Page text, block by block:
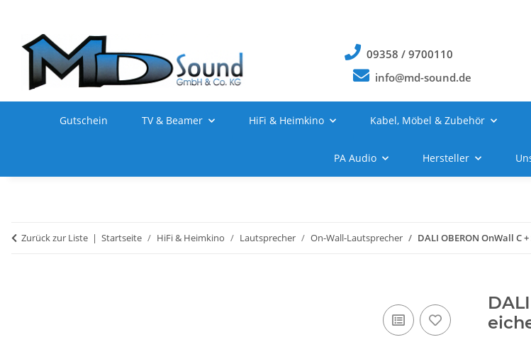
09358 / 9700110
info@md-sound.de
Gutschein TV & Beamer HiFi & Heimkino Kabel, Möbel & Zubehör
PA Audio Hersteller
Zurück zur Liste Startseite HiFi & Heimkino Lautsprecher On-Wall-Lautsprecher DALI OBERON OnWall C